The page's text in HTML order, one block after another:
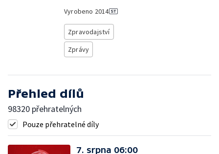
Vyrobeno 2014
Zpravodajství
Zprávy
Přehled dílů
98320 přehratelných
Pouze přehratelné díly
7. srpna 06:00